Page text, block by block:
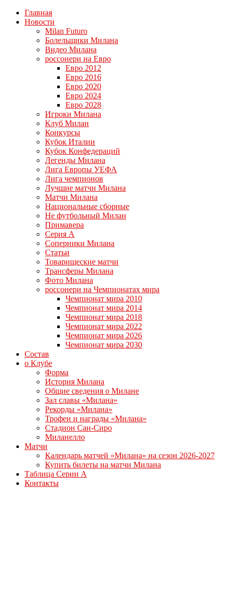
Главная
Новости
Milan Futuro
Болельщики Милана
Видео Милана
россонери на Евро
Евро 2012
Евро 2016
Евро 2020
Евро 2024
Евро 2028
Игроки Милана
Клуб Милан
Конкурсы
Кубок Италии
Кубок Конфедераций
Легенды Милана
Лига Европы УЕФА
Лига чемпионов
Лучшие матчи Милана
Матчи Милана
Национальные сборные
Не футбольный Милан
Примавера
Серия А
Соперники Милана
Статьи
Товарищеские матчи
Трансферы Милана
Фото Милана
россонери на Чемпионатах мира
Чемпионат мира 2010
Чемпионат мира 2014
Чемпионат мира 2018
Чемпионат мира 2022
Чемпионат мира 2026
Чемпионат мира 2030
Состав
о Клубе
Форма
История Милана
Общие сведения о Милане
Зал славы «Милана»
Рекорды «Милана»
Трофеи и награды «Милана»
Стадион Сан-Сиро
Миланелло
Матчи
Календарь матчей «Милана» на сезон 2026-2027
Купить билеты на матчи Милана
Таблица Серии А
Контакты